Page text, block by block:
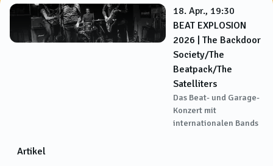
18. Apr., 19:30
BEAT EXPLOSION
2026 | The Backdoor
Society/The
Beatpack/The
Satelliters
Das Beat- und Garage-
Konzert mit
internationalen Bands
Artikel